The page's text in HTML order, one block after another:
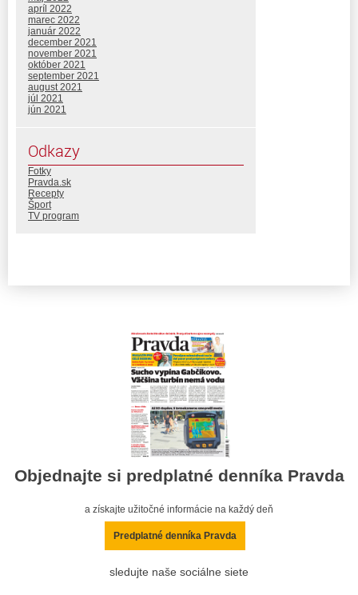
apríl 2022
marec 2022
január 2022
december 2021
november 2021
október 2021
september 2021
august 2021
júl 2021
jún 2021
Odkazy
Fotky
Pravda.sk
Recepty
Šport
TV program
Objednajte si predplatné denníka Pravda
a získajte užitočné informácie na každý deň
Predplatné denníka Pravda
sledujte naše sociálne siete